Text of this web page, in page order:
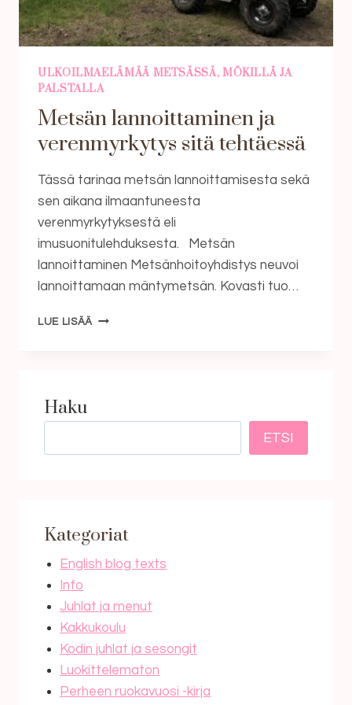
ULKOILMAELÄMÄÄ METSÄSSÄ, MÖKILLÄ JA
PALSTALLA
Metsän lannoittaminen ja
verenmyrkytys sitä tehtäessä
Tässä tarinaa metsän lannoittamisesta sekä
sen aikana ilmaantuneesta
verenmyrkytyksestä eli
imusuonitulehduksesta. Metsän
lannoittaminen Metsänhoitoyhdistys neuvoi
lannoittamaan mäntymetsän. Kovasti tuo…
LUE LISÄÄ METSÄN
Haku
ETSI
Kategoriat
English blog texts
Info
Juhlat ja menut
Kakkukoulu
Kodin juhlat ja sesongit
Luokittelematon
Perheen ruokavuosi -kirja